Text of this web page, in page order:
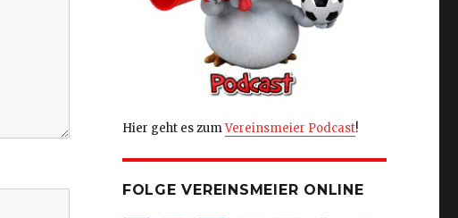
Hier geht es zumVereinsmeier Podcast!
FOLGE VEREINSMEIER ONLINE